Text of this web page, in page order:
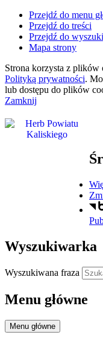
Przejdź do menu
Przejdź do treści
Przejdź do
Mapa strony
Strona korzysta z plików
Polityką prywatności.
lub dostępu do plików
Zamknij
Wyszukiwarka
Wyszukiwana fraza
Menu główne
Menu główne